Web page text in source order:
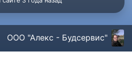
ООО "Алекс - Будсервис"